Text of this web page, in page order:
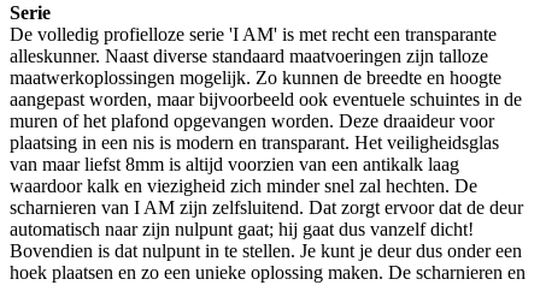
Serie
De volledig profielloze serie 'I AM' is met recht een transparante
alleskunner. Naast diverse standaard maatvoeringen zijn talloze
maatwerkoplossingen mogelijk. Zo kunnen de breedte en hoogte
aangepast worden, maar bijvoorbeeld ook eventuele schuintes in de
muren of het plafond opgevangen worden. Deze draaideur voor
plaatsing in een nis is modern en transparant. Het veiligheidsglas
van maar liefst 8mm is altijd voorzien van een antikalk laag
waardoor kalk en viezigheid zich minder snel zal hechten. De
scharnieren van I AM zijn zelfsluitend. Dat zorgt ervoor dat de deur
automatisch naar zijn nulpunt gaat; hij gaat dus vanzelf dicht!
Bovendien is dat nulpunt in te stellen. Je kunt je deur dus onder een
hoek plaatsen en zo een unieke oplossing maken. De scharnieren en